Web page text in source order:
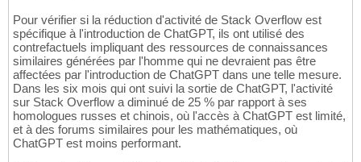
Pour vérifier si la réduction d'activité de Stack Overflow est
spécifique à l'introduction de ChatGPT, ils ont utilisé des
contrefactuels impliquant des ressources de connaissances
similaires générées par l'homme qui ne devraient pas être
affectées par l'introduction de ChatGPT dans une telle mesure.
Dans les six mois qui ont suivi la sortie de ChatGPT, l'activité
sur Stack Overflow a diminué de 25 % par rapport à ses
homologues russes et chinois, où l'accès à ChatGPT est limité,
et à des forums similaires pour les mathématiques, où
ChatGPT est moins performant.